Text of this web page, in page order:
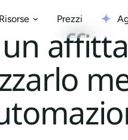
Risorse Prezzi